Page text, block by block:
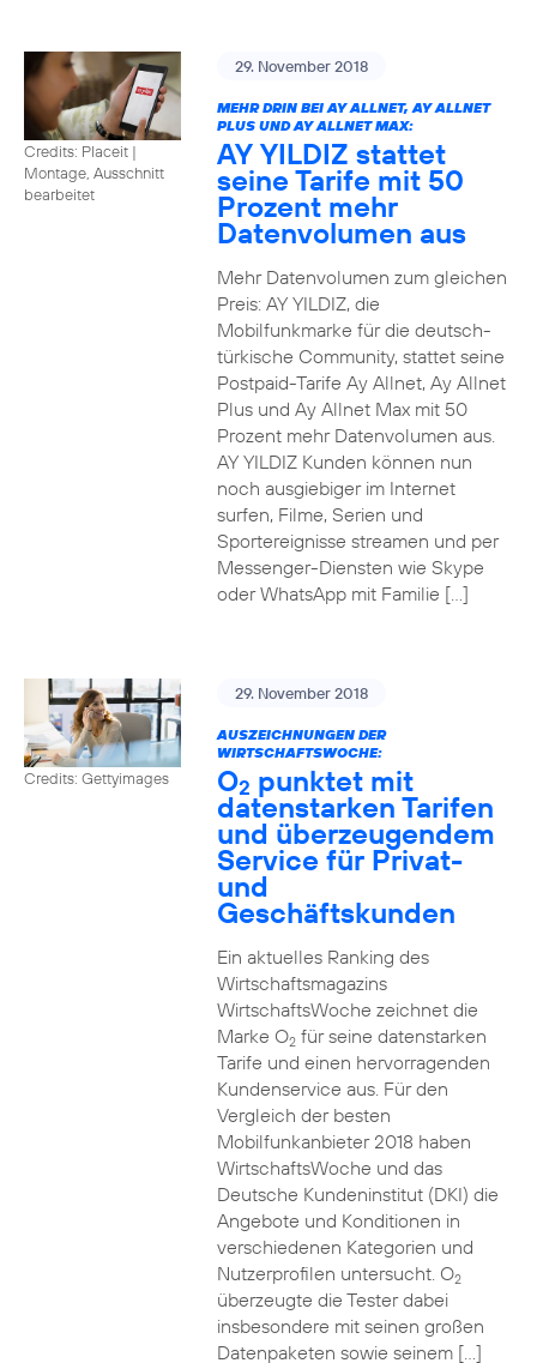
Credits: Placeit |
Montage, Ausschnitt
bearbeitet
29. November 2018
MEHR DRIN BEI AY ALLNET, AY ALLNET
PLUS UND AY ALLNET MAX:
AY YILDIZ stattet
seine Tarife mit 50
Prozent mehr
Datenvolumen aus
Mehr Datenvolumen zum gleichen
Preis: AY YILDIZ, die
Mobilfunkmarke für die deutsch-
türkische Community, stattet seine
Postpaid-Tarife Ay Allnet, Ay Allnet
Plus und Ay Allnet Max mit 50
Prozent mehr Datenvolumen aus.
AY YILDIZ Kunden können nun
noch ausgiebiger im Internet
surfen, Filme, Serien und
Sportereignisse streamen und per
Messenger-Diensten wie Skype
oder WhatsApp mit Familie […]
Credits: Gettyimages
29. November 2018
AUSZEICHNUNGEN DER
WIRTSCHAFTSWOCHE:
O2 punktet mit
datenstarken Tarifen
und überzeugendem
Service für Privat-
und
Geschäftskunden
Ein aktuelles Ranking des
Wirtschaftsmagazins
WirtschaftsWoche zeichnet die
Marke O2für seine datenstarken
Tarife und einen hervorragenden
Kundenservice aus. Für den
Vergleich der besten
Mobilfunkanbieter 2018 haben
WirtschaftsWoche und das
Deutsche Kundeninstitut (DKI) die
Angebote und Konditionen in
verschiedenen Kategorien und
Nutzerprofilen untersucht. O2
überzeugte die Tester dabei
insbesondere mit seinen großen
Datenpaketen sowie seinem […]